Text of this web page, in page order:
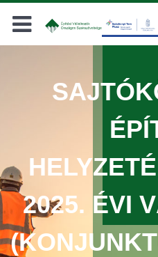
Keresés
2025. ÉVI